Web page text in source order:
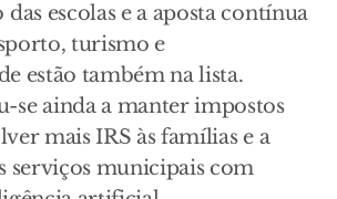
escolas e a aposta contínua
turismo e
estão também na lista.
se ainda a manter impostos
mais IRS às famílias e a
serviços municipais com